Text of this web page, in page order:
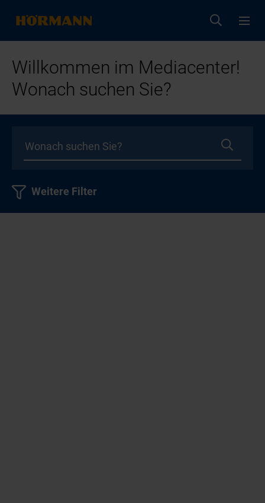
Willkommen im Mediacenter!
Wonach suchen Sie?
Weitere Filter